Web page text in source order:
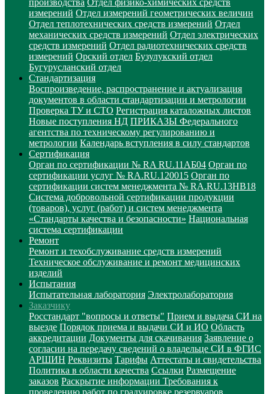
производства Отдел физико-химических средств
измерений Отдел измерений геометрических величин
Отдел теплотехнических средств измерений Отдел
механических средств измерений Отдел электрических
средств измерений Отдел радиотехнических средств
измерений Орский отдел Бузулукский отдел
Бугурусланский отдел
Стандартизация
Воспроизведение, распространение и актуализация
документов в области стандартизации и метрологии
Проверка ТУ и СТО Регистрация каталожных листов
Новые поступления НД ПРИКАЗЫ Федерального
агентства по техническому регулированию и
метрологии Календарь вступления в силу стандартов
Сертификация
Орган по сертификации № RA RU.11АБ04 Орган по
сертификации услуг № RA.RU.120015 Орган по
сертификации систем менеджмента № RA.RU.13HB18
Система добровольной сертификации продукции
(товаров), услуг (работ) и систем менеджмента
«Стандарты качества и безопасности» Национальная
система сертификации
Ремонт
Ремонт и техобслуживание средств измерений
Техническое обслуживание и ремонт медицинских
изделий
Испытания
Испытательная лаборатория Электролаборатория
Заказчику
Росстандарт "вопросы и ответы" Прием и выдача СИ на
выезде Порядок приема и выдачи СИ и ИО Область
аккредитации Документы для скачивания Заявление о
согласии на передачу сведений о владельце СИ в ФГИС
АРШИН Реквизиты Тарифы Аттестаты и свидетельства
Политика в области качества Ссылки Размещение
заказов Раскрытие информации Требования к
проведению работ по градуировке резервуаров